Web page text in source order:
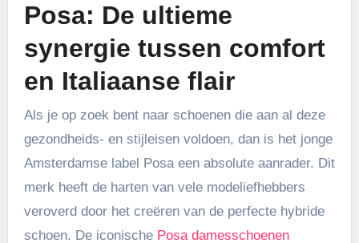
Posa: De ultieme
synergie tussen comfort
en Italiaanse flair
Als je op zoek bent naar schoenen die aan al deze
gezondheids- en stijleisen voldoen, dan is het jonge
Amsterdamse label Posa een absolute aanrader. Dit
merk heeft de harten van vele modeliefhebbers
veroverd door het creëren van de perfecte hybride
schoen. De iconischePosa damesschoenen